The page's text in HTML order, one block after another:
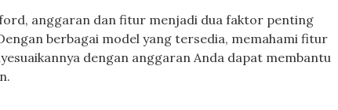
anggaran dan fitur menjadi dua faktor penting
berbagai model yang tersedia, memahami fitur
dengan anggaran Anda dapat membantu